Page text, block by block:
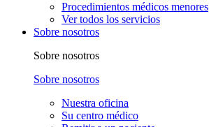
Procedimientos médicos menores
Ver todos los servicios
Sobre nosotros
Sobre nosotros
Sobre nosotros
Nuestra oficina
Su centro médico